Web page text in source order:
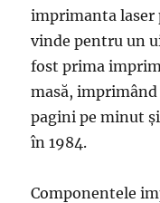
imprimanta laser
vinde pentru un
fost prima
masă,
pagini pe minut
în 1984.
Componentele